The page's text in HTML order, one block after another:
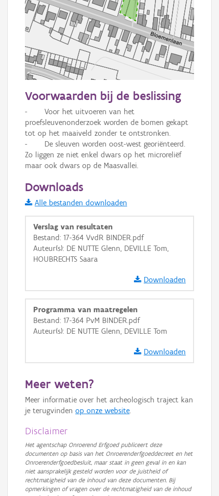
Informatie Vlaanderen
i
+ −
Basis Lagen
OSM-Basiskaart
GRB-Basiskaart in grijswaarden
Voorwaarden bij de beslissing
-	Voor het uitvoeren van het
proefsleuvenonderzoek worden de bomen gekapt
tot op het maaiveld zonder te ontstronken.
-	De sleuven worden oost-west georiënteerd.
Zo liggen ze niet enkel dwars op het microreliëf
maar ook dwars op de Maasvallei.
Downloads
Alle bestanden downloaden
Verslag van resultaten
Bestand: 17-364 VvdR BINDER.pdf
Auteur(s): DE NUTTE Glenn, DEVILLE Tom,
HOUBRECHTS Saara
Downloaden
Programma van maatregelen
Bestand: 17-364 PvM BINDER.pdf
Auteur(s): DE NUTTE Glenn, DEVILLE Tom
Downloaden
Meer weten?
Meer informatie over het archeologisch traject kan
je terugvinden op onze website.
Disclaimer
Het agentschap Onroerend Erfgoed publiceert deze
documenten op basis van het Onroerenderfgoeddecreet en het
Onroerenderfgoedbesluit, maar staat in geen geval in en kan
niet aansprakelijk gesteld worden voor de juistheid of
rechtmatigheid van de inhoud van deze documenten. Bij
opmerkingen of vragen over de rechtmatigheid van de inhoud